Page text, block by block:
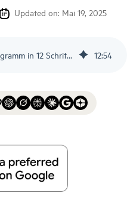
Updated on: Mai 19, 2025
Starten Sie ein Callcenter-Programm in 12 Schritten - Scorebuddy DE 12:54